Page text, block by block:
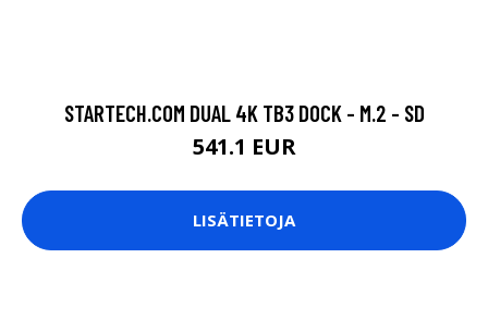
STARTECH.COM DUAL 4K TB3 DOCK - M.2 - SD
541.1 EUR
LISÄTIETOJA